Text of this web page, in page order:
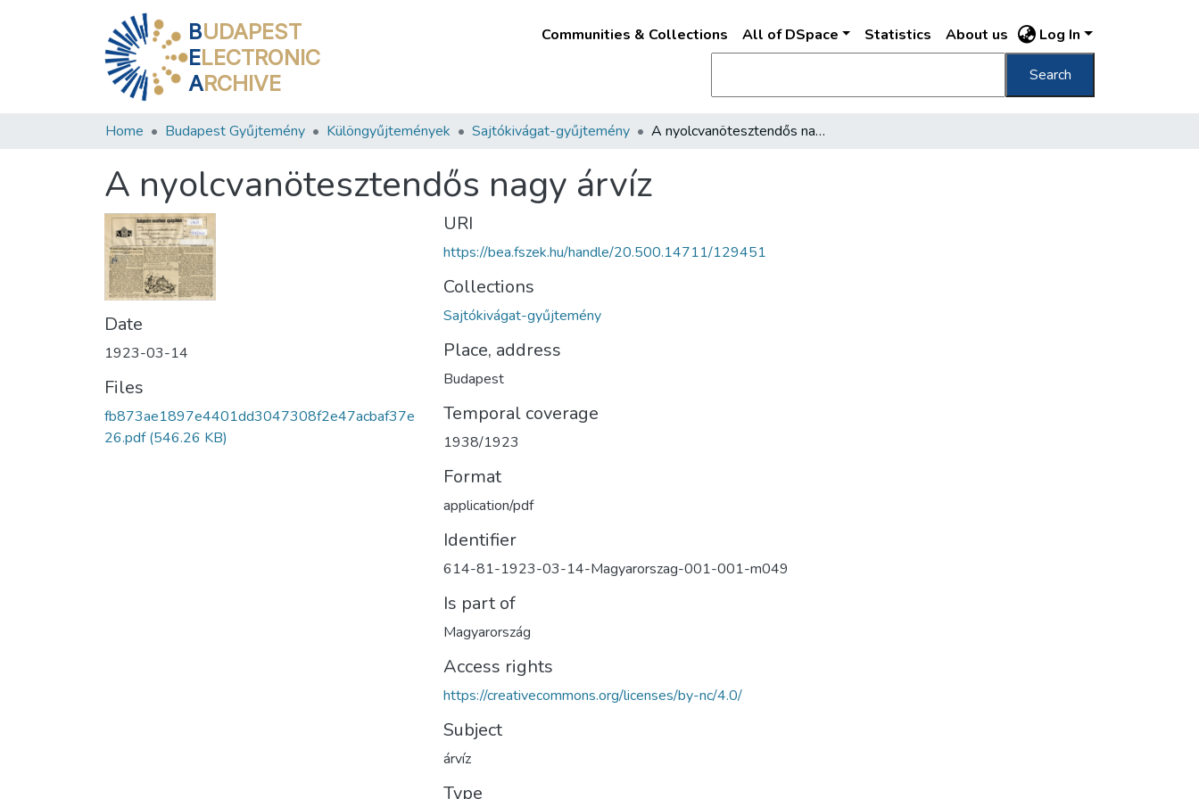
BUDAPEST
ELECTRONIC
ARCHIVE
Communities & Collections All of DSpace Statistics About us Log In
Search
Home Budapest Gyűjtemény Különgyűjtemények Sajtókivágat-gyűjtemény A nyolcvanötesztendős nagy árvíz
A nyolcvanötesztendős nagy árvíz
Date
1923-03-14
Files
fb873ae1897e4401dd3047308f2e47acbaf37e
26.pdf(546.26 KB)
URI
https://bea.fszek.hu/handle/20.500.14711/129451
Collections
Sajtókivágat-gyűjtemény
Place, address
Budapest
Temporal coverage
1938/1923
Format
application/pdf
Identifier
614-81-1923-03-14-Magyarorszag-001-001-m049
Is part of
Magyarország
Access rights
https://creativecommons.org/licenses/by-nc/4.0/
Subject
árvíz
Type